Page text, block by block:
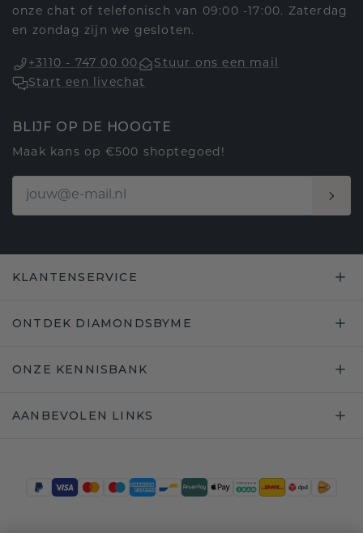
onze chat of telefonisch van 09:00 -17:00. Zaterdag
en zondag zijn we gesloten.
+3110 - 747 00 00
Stuur ons een mail
Start een livechat
BLIJF OP DE HOOGTE
Maak kans op €500 shoptegoed!
KLANTENSERVICE
ONTDEK DIAMONDSBYME
ONZE KENNISBANK
AANBEVOLEN LINKS